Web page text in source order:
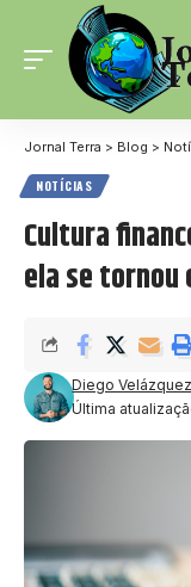
Jornal Terra > Blog >
NOTÍCIAS
Cultura
ela se
Última
Diego Velázquez